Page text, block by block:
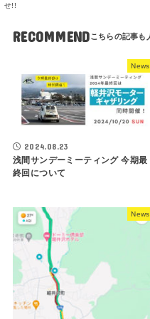
せ!!
RECOMMEND
News
2024.08.23
浅間サンデーミーティング 今期最
終回について
News